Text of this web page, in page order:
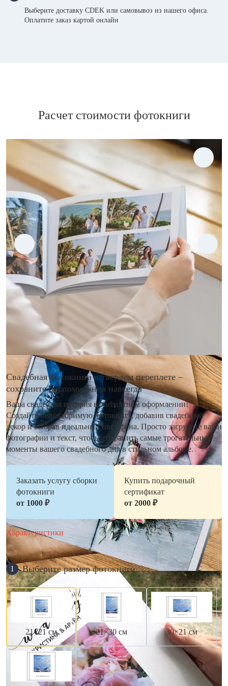
Выберите доставку CDEK или самовывоз из нашего офиса.
Оплатите заказ картой онлайн
Расчет стоимости фотокниги
Свадебная фотокнига в твердом переплете –
сохраните воспоминания навсегда
Ваша свадебная история в элегантном оформлении!
Создайте неповторимую фотокнигу, добавив свадебный
декор и выбрав идеальный цвет фона. Просто загрузите ваши
фотографии и текст, чтобы сохранить самые трогательные
моменты вашего свадебного дня в стильном альбоме.
Заказать услугу сборки
фотокниги
от 1000 ₽
Купить подарочный
сертификат
от 2000 ₽
Характеристики
1 Выберите размер фотокниги
21×21 см 21×30 см 30×21 см